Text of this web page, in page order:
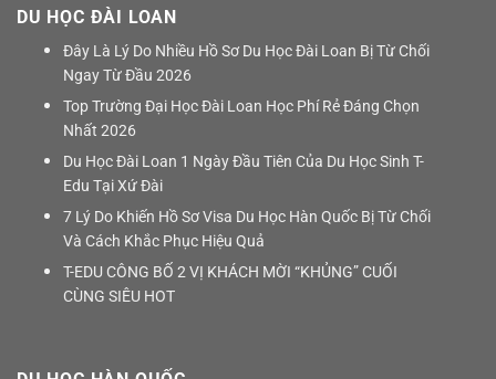
DU HỌC ĐÀI LOAN
Đây Là Lý Do Nhiều Hồ Sơ Du Học Đài Loan Bị Từ Chối
Ngay Từ Đầu 2026
Top Trường Đại Học Đài Loan Học Phí Rẻ Đáng Chọn
Nhất 2026
Du Học Đài Loan 1 Ngày Đầu Tiên Của Du Học Sinh T-
Edu Tại Xứ Đài
7 Lý Do Khiến Hồ Sơ Visa Du Học Hàn Quốc Bị Từ Chối
Và Cách Khắc Phục Hiệu Quả
T-EDU CÔNG BỐ 2 VỊ KHÁCH MỜI “KHỦNG” CUỐI
CÙNG SIÊU HOT